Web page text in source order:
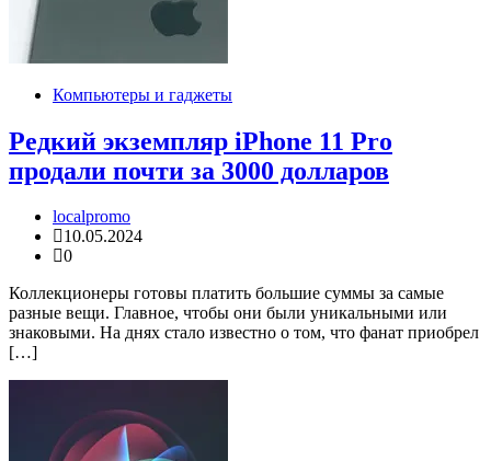
Компьютеры и гаджеты
Редкий экземпляр iPhone 11 Pro
продали почти за 3000 долларов
localpromo
10.05.2024
0
Коллекционеры готовы платить большие суммы за самые
разные вещи. Главное, чтобы они были уникальными или
знаковыми. На днях стало известно о том, что фанат приобрел
[…]